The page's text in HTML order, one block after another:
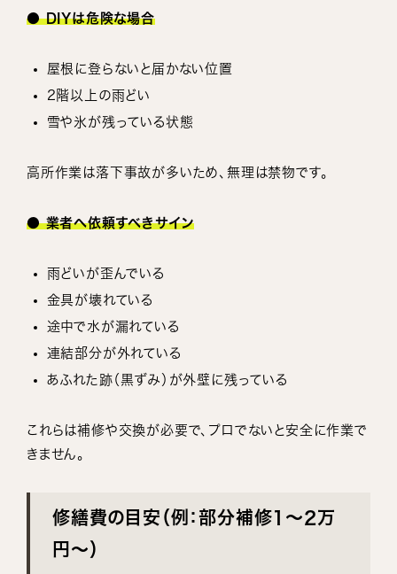
● DIYは危険な場合
屋根に登らないと届かない位置
2階以上の雨どい
雪や氷が残っている状態
高所作業は落下事故が多いため、無理は禁物です。
● 業者へ依頼すべきサイン
雨どいが歪んでいる
金具が壊れている
途中で水が漏れている
連結部分が外れている
あふれた跡（黒ずみ）が外壁に残っている
これらは補修や交換が必要で、プロでないと安全に作業で
きません。
修繕費の目安（例：部分補修1〜2万
円〜）